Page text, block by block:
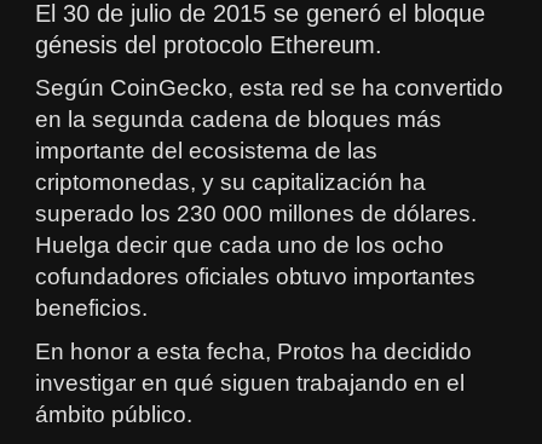
El 30 de julio de 2015 se generó el bloque
génesis del protocolo Ethereum.
Según CoinGecko, esta red se ha convertido
en la segunda cadena de bloques más
importante del ecosistema de las
criptomonedas, y su capitalización ha
superado los 230 000 millones de dólares.
Huelga decir que cada uno de los ocho
cofundadores oficiales obtuvo importantes
beneficios.
En honor a esta fecha, Protos ha decidido
investigar en qué siguen trabajando en el
ámbito público.